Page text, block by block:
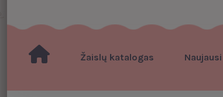
Žaislų katalogas Naujausi